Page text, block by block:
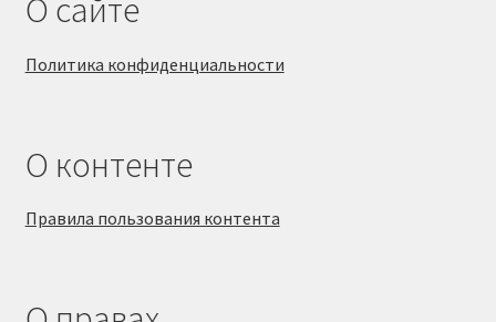
О сайте
Политика конфиденциальности
О контенте
Правила пользования контента